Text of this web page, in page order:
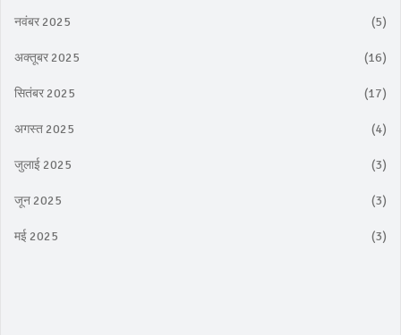
नवंबर 2025 (5)
अक्तूबर 2025 (16)
सितंबर 2025 (17)
अगस्त 2025 (4)
जुलाई 2025 (3)
जून 2025 (3)
मई 2025 (3)